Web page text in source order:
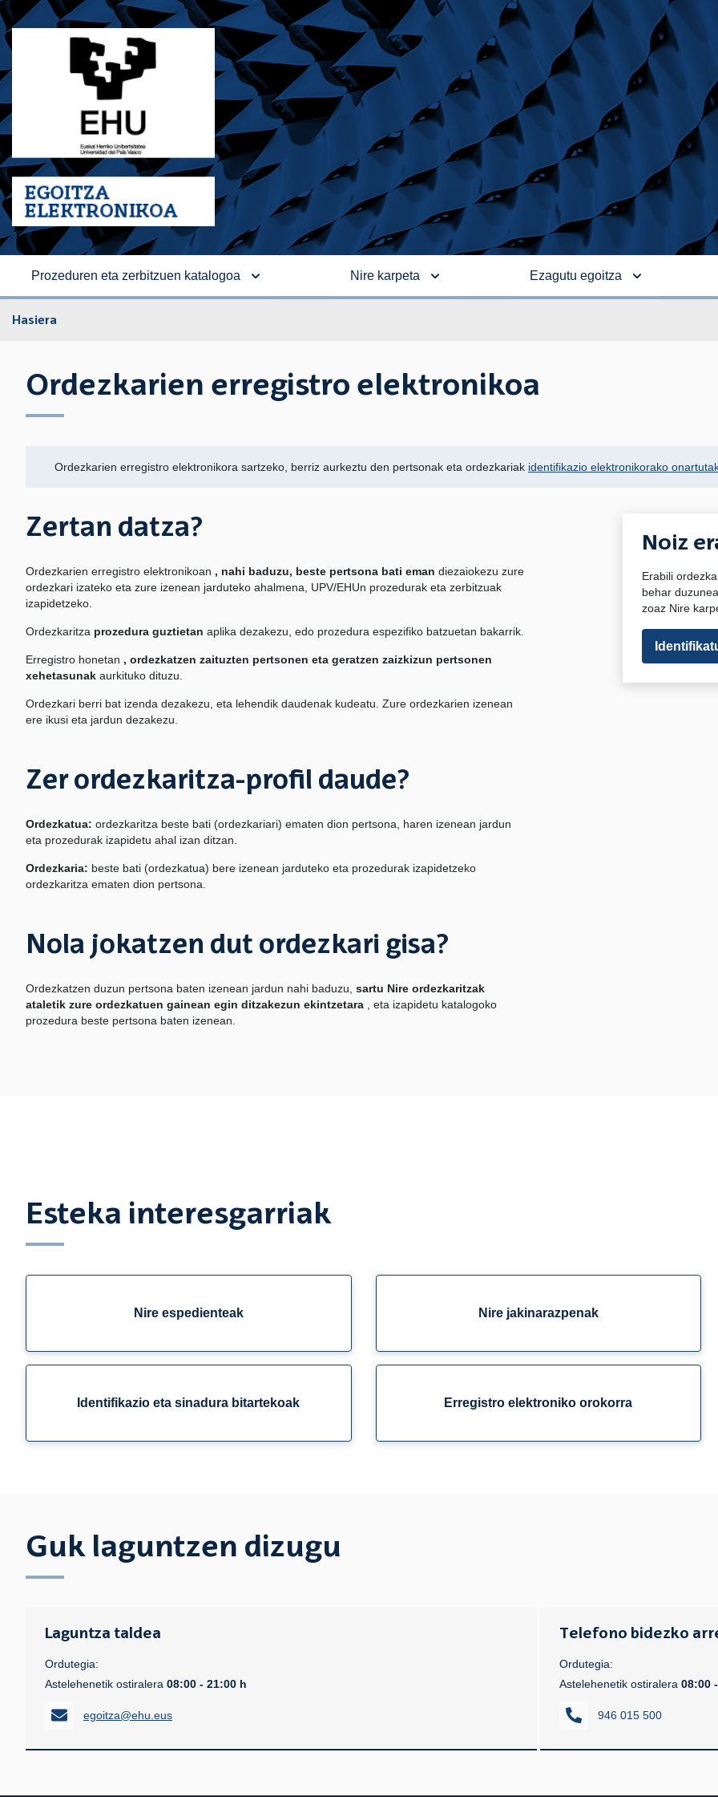
Prozeduren eta zerbitzuen katalogoa Nire karpeta Ezagutu egoitza
Hasiera
Ordezkarien erregistro elektronikoa
Ordezkarien erregistro elektronikora sartzeko, berriz aurkeztu den pertsonak eta ordezkariak identifikazio elektronikorako
Zertan datza?
Ordezkarien erregistro elektronikoan , nahi baduzu, beste pertsona bati eman diezaiokezu zure
ordezkari izateko eta zure izenean jarduteko ahalmena, UPV/EHUn prozedurak eta zerbitzuak
izapidetzeko.
Ordezkaritza prozedura guztietan aplika dezakezu, edo prozedura espezifiko batzuetan bakarrik.
Erregistro honetan , ordezkatzen zaituzten pertsonen eta geratzen zaizkizun pertsonen
xehetasunak aurkituko dituzu.
Ordezkari berri bat izenda dezakezu, eta lehendik daudenak kudeatu. Zure ordezkarien izenean
ere ikusi eta jardun dezakezu.
Zer ordezkaritza-profil daude?
Ordezkatua: ordezkaritza beste bati (ordezkariari) ematen dion pertsona, haren izenean jardun
eta prozedurak izapidetu ahal izan ditzan.
Ordezkaria: beste bati (ordezkatua) bere izenean jarduteko eta prozedurak izapidetzeko
ordezkaritza ematen dion pertsona.
Nola jokatzen dut ordezkari gisa?
Ordezkatzen duzun pertsona baten izenean jardun nahi baduzu, sartu Nire ordezkaritzak
ataletik zure ordezkatuen gainean egin ditzakezun ekintzetara
, eta izapidetu katalogoko
prozedura beste pertsona baten izenean.
Noiz
Erabili
behar
zoaz Nire
Esteka interesgarriak
Nire espedienteak Nire jakinarazpenak
Identifikazio eta sinadura bitartekoak Erregistro elektroniko orokorra
Guk laguntzen dizugu
Laguntza taldea
Ordutegia:
Astelehenetik ostiralera 08:00 - 21:00 h
egoitza@ehu.eus
Telefono bidezko
Ordutegia:
Astelehenetik ostiralera 08:00
946 015 500